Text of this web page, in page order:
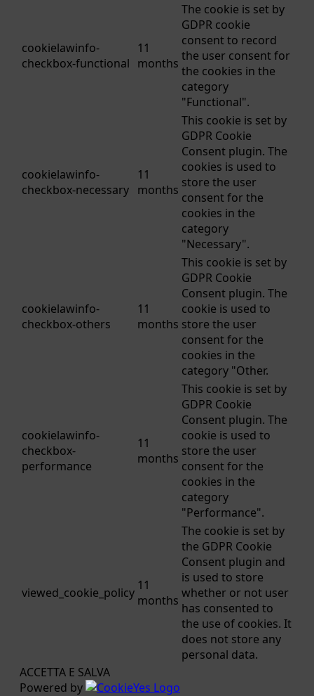
cookielawinfo-
checkbox-functional
11
months
The cookie is set by
GDPR cookie
consent to record
the user consent for
the cookies in the
category
"Functional".
cookielawinfo-
checkbox-necessary
11
months
This cookie is set by
GDPR Cookie
Consent plugin. The
cookies is used to
store the user
consent for the
cookies in the
category
"Necessary".
cookielawinfo-
checkbox-others
11
months
This cookie is set by
GDPR Cookie
Consent plugin. The
cookie is used to
store the user
consent for the
cookies in the
category "Other.
cookielawinfo-
checkbox-
performance
11
months
This cookie is set by
GDPR Cookie
Consent plugin. The
cookie is used to
store the user
consent for the
cookies in the
category
"Performance".
viewed_cookie_policy 11
months
The cookie is set by
the GDPR Cookie
Consent plugin and
is used to store
whether or not user
has consented to
the use of cookies. It
does not store any
personal data.
ACCETTA E SALVA
Powered by